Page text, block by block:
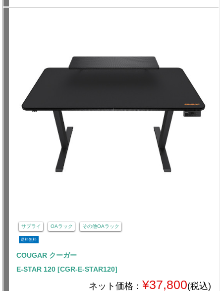
サプライ OAラック その他OAラック
送料無料
COUGAR クーガー
E-STAR 120 [CGR-E-STAR120]
ネット価格： ¥37,800(税込)